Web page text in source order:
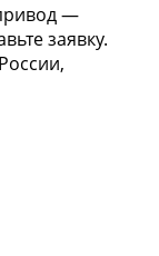
—
заявку.